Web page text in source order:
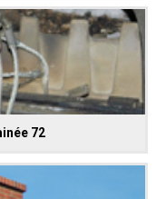
72